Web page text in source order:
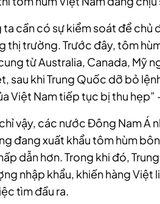
ta cần có sự kiểm soát để
thị trường. Trước đây, tôm
từ Australia, Canada, Mỹ
sau khi Trung Quốc dỡ bỏ
Việt Nam tiếp tục bị thu hẹp”
vậy, các nước Đông Nam Á
đang xuất khẩu tôm hùm
dẫn hơn. Trong khi đó,
nhập khẩu, khiến hàng Việt
tìm đầu ra.